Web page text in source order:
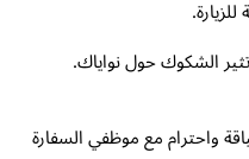
حول نواياك.
واحترام مع موظفي السفارة